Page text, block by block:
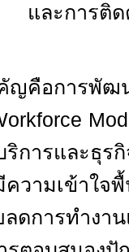
และการติด
ญคือการพัฒ
บริการและ
ความเข้าใจ
ดการทำงา